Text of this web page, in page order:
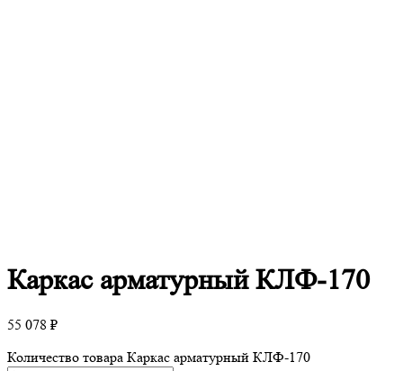
Каркасарматурный КЛФ-170
55 078 ₽
Количество товара Каркас арматурный КЛФ-170